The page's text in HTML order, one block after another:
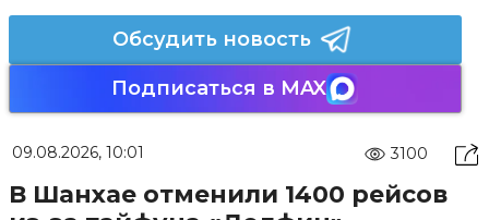
Обсудить новость
Подписаться в MAX
09.08.2026, 10:01 3100
В Шанхае отменили 1400 рейсов